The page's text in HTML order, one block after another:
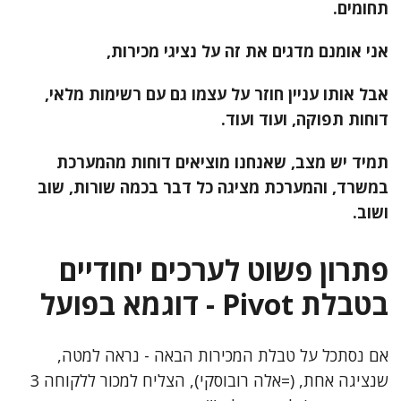
תחומים.
אני אומנם מדגים את זה על נציגי מכירות,
אבל אותו עניין חוזר על עצמו גם עם רשימות מלאי,
דוחות תפוקה, ועוד ועוד.
תמיד יש מצב, שאנחנו מוציאים דוחות מהמערכת
במשרד, והמערכת מציגה כל דבר בכמה שורות, שוב
ושוב.
פתרון פשוט לערכים יחודיים
בטבלת Pivot - דוגמא בפועל
אם נסתכל על טבלת המכירות הבאה - נראה למטה,
שנציגה אחת, (=אלה רובוסקי), הצליח למכור ללקוחה 3